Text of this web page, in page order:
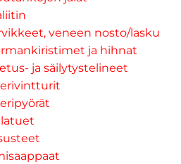
veneen nosto/lasku
ja hihnat
ja säilytystelineet